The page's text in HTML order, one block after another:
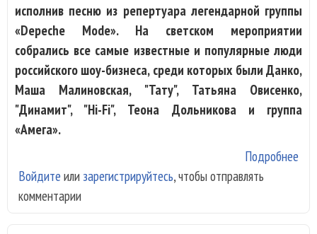
исполнив песню из репертуара легендарной группы
«Depeche Mode». На светском мероприятии
собрались все самые известные и популярные люди
российского шоу-бизнеса, среди которых были Данко,
Маша Малиновская, "Тату", Татьяна Овисенко,
"Динамит", "Hi-Fi", Теона Дольникова и группа
«Амега».
Подробнее
Войдите или зарегистрируйтесь, чтобы отправлять
комментарии